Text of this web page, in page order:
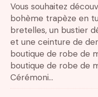
Vous souhaitez
bohème trapèze en
bretelles, un bustier
et une ceinture de
boutique de robe de
boutique de robe de
Cérémoni...